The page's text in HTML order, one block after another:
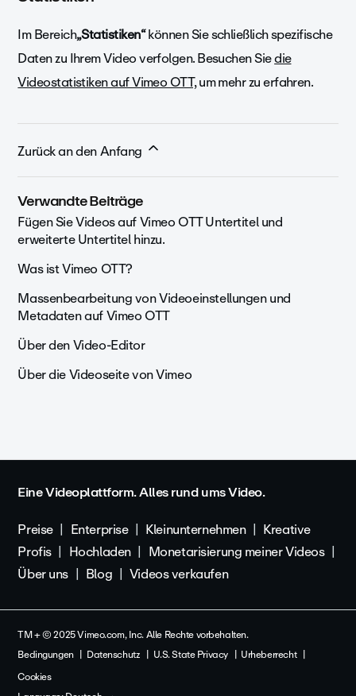
Im Bereich„Statistiken“können Sie schließlich spezifische
Daten zu Ihrem Video verfolgen. Besuchen Siedie
Videostatistiken auf Vimeo OTT,um mehr zu erfahren.
Zurück an den Anfang
Verwandte Beiträge
Fügen Sie Videos auf Vimeo OTT Untertitel und
erweiterte Untertitel hinzu.
Was ist Vimeo OTT?
Massenbearbeitung von Videoeinstellungen und
Metadaten auf Vimeo OTT
Über den Video-Editor
Über die Videoseite von Vimeo
Eine Videoplattform. Alles rund ums Video.
Preise
Enterprise Kleinunternehmen
Kreative
Profis
Hochladen
Monetarisierung meiner Videos
Über uns
Blog Videos verkaufen
TM + © 2025 Vimeo.com, Inc. Alle Rechte vorbehalten.
Bedingungen
Datenschutz U.S. State Privacy
Urheberrecht
Cookies